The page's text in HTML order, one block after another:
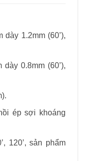
dày 1.2mm (60’),
0.8mm (60’),
ép sợi khoáng
120’, sản phẩm